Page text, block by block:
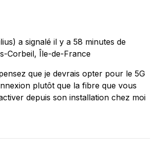
a signalé il y a 58 minutes de
Corbeil, Île-de-France
que je devrais opter pour le 5G
plutôt que la fibre que vous
depuis son installation chez moi